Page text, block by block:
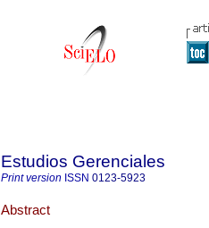
Estudios Gerenciales
Print version ISSN 0123-5923
Abstract